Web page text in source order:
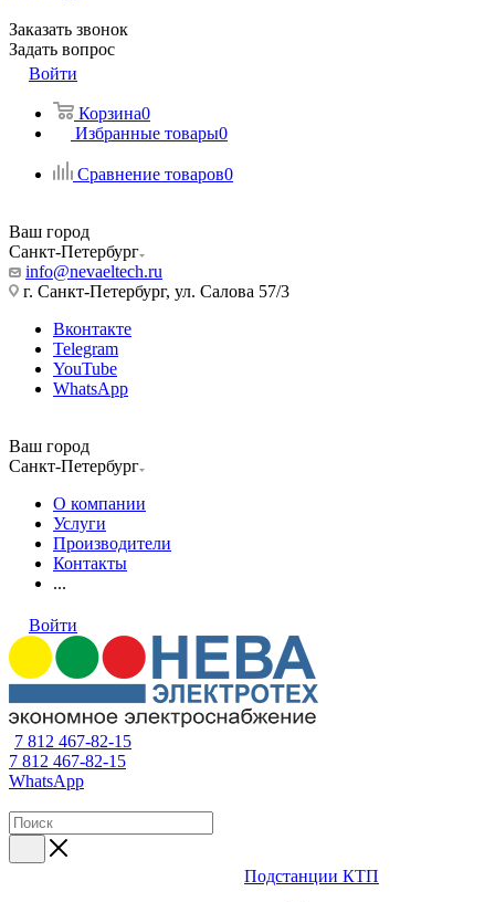
Заказать звонок
Задать вопрос
Войти
Корзина0
Избранные товары0
Сравнение товаров0
Ваш город
Санкт-Петербург
info@nevaeltech.ru
г. Санкт-Петербург, ул. Салова 57/3
Вконтакте
Telegram
YouTube
WhatsApp
Ваш город
Санкт-Петербург
О компании
Услуги
Производители
Контакты
...
Войти
7 812 467-82-15
7 812 467-82-15
WhatsApp
Подстанции КТП